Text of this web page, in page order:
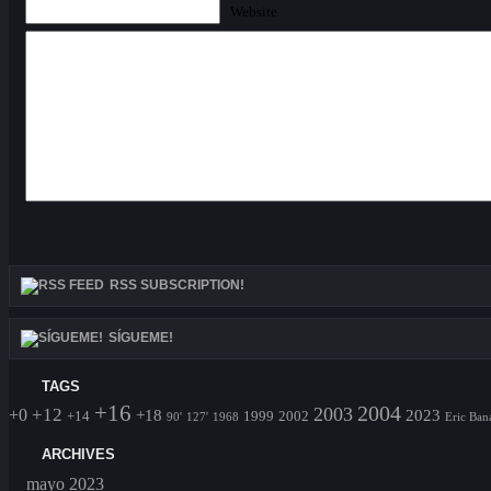
Website
RSS SUBSCRIPTION!
SÍGUEME!
TAGS
+0 +12 +14 +16 +18 90' 127' 1968 1999 2002 2003 2004 2023 Eric
ARCHIVES
mayo 2023